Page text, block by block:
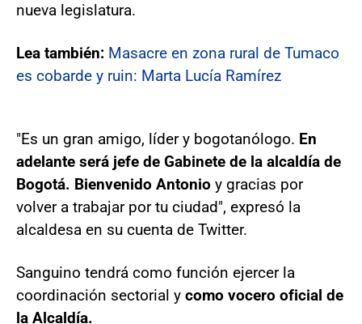
nueva legislatura.
Lea también: Masacre en zona rural de Tumaco
es cobarde y ruin: Marta Lucía Ramírez
"Es un gran amigo, líder y bogotanólogo. En
adelante será jefe de Gabinete de la alcaldía de
Bogotá. Bienvenido Antonio y gracias por
volver a trabajar por tu ciudad", expresó la
alcaldesa en su cuenta de Twitter.
Sanguino tendrá como función ejercer la
coordinación sectorial y como vocero oficial de
la Alcaldía.